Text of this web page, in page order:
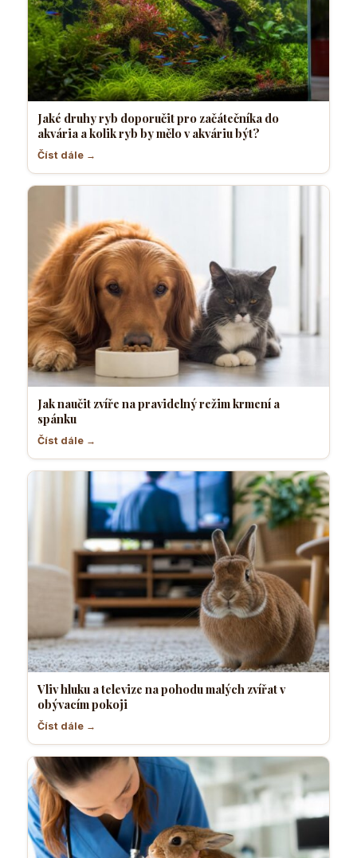
Jaké druhy ryb doporučit pro začátečníka do
akvária a kolik ryb by mělo v akváriu být?
Číst dále →
Jak naučit zvíře na pravidelný režim krmení a
spánku
Číst dále →
Vliv hluku a televize na pohodu malých zvířat v
obývacím pokoji
Číst dále →